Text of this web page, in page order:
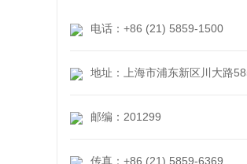
电话：+86 (21) 5859-1500
地址：上海市浦东新区川大路
邮编：201299
传真：+86 (21) 5859-6369